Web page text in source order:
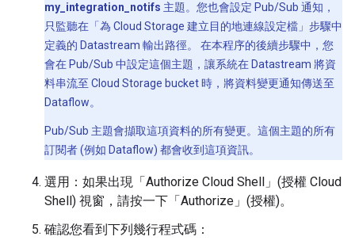
my_integration_notifs 主題。您也會設定 Pub/Sub 通知，
只監聽在「為 Cloud Storage 建立目的地連線設定檔」 步驟中
定義的 Datastream 輸出路徑。 在本程序的後續步驟中，您
會在 Pub/Sub 中設定這個主題，讓系統在 Datastream 將資
料串流至 Cloud Storage bucket 時，將資料變更通知傳送至
Dataflow。
Pub/Sub 主題會擷取這項資料的所有變更。這個主題的所有
訂閱者 (例如 Dataflow) 都會收到這項資訊。
選用：如果出現「Authorize Cloud Shell」(授權 Cloud
Shell) 視窗，請按一下「Authorize」(授權)。
確認您看到下列幾行程式碼：